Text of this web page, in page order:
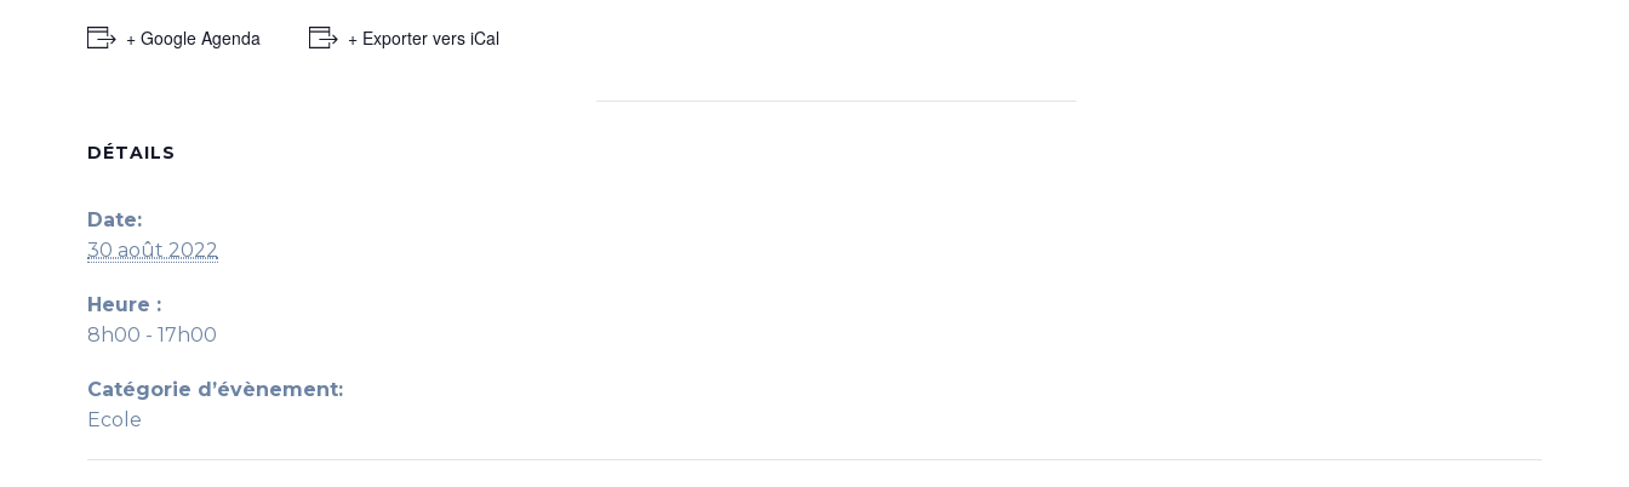
+ Google Agenda + Exporter vers iCal
DÉTAILS
Date:
30 août 2022
Heure :
8h00 - 17h00
Catégorie d’évènement:
Ecole